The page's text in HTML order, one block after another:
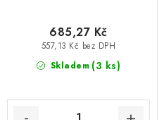
Skladem (3 ks)
557,13 Kč bez DPH
685,27 Kč